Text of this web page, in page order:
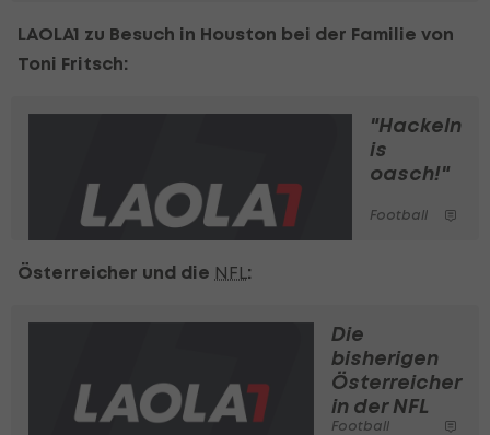
LAOLA1 zu Besuch in Houston bei der Familie von
Toni Fritsch:
"Hackeln
is
oasch!"
Football
Österreicher und die NFL:
Die
bisherigen
Österreicher
in der NFL
Football